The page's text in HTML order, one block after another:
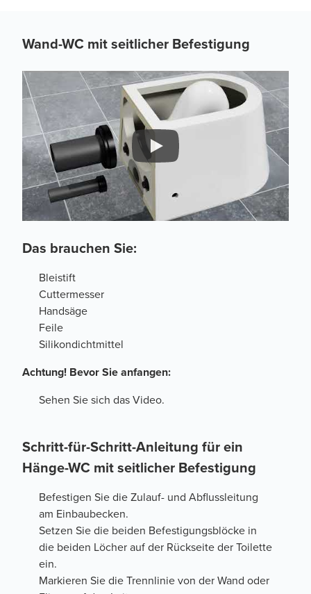
Wand-WC mit seitlicher Befestigung
Das brauchen Sie:
Bleistift
Cuttermesser
Handsäge
Feile
Silikondichtmittel
Achtung! Bevor Sie anfangen:
Sehen Sie sich das Video.
Schritt-für-Schritt-Anleitung für ein
Hänge-WC mit seitlicher Befestigung
Befestigen Sie die Zulauf- und Abflussleitung
am Einbaubecken.
Setzen Sie die beiden Befestigungsblöcke in
die beiden Löcher auf der Rückseite der Toilette
ein.
Markieren Sie die Trennlinie von der Wand oder